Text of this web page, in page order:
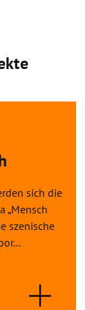
sich die
„Mensch
szenische